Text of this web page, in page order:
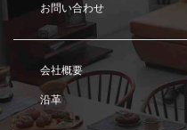
お問い合わせ
会社概要
沿革